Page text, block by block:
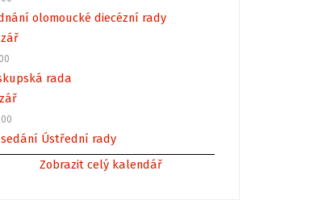
olomoucké diecézní rady
zář
rada
zář
Ústřední rady
Zobrazit celý kalendář